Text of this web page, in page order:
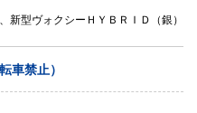
新型ヴォクシーＨＹＢＲＩＤ（銀）
車禁止）